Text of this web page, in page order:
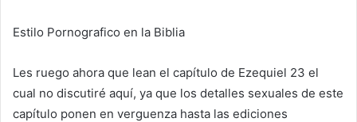
Estilo Pornografico en la Biblia
Les ruego ahora que lean el capítulo de Ezequiel 23 el
cual no discutiré aquí, ya que los detalles sexuales de este
capítulo ponen en verguenza hasta las ediciones